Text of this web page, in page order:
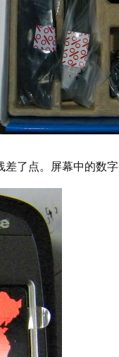
了点。屏幕中的数字